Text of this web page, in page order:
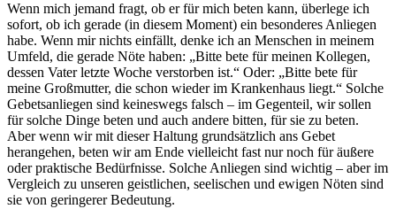
Wenn mich jemand fragt, ob er für mich beten kann, überlege ich
sofort, ob ich gerade (in diesem Moment) ein besonderes Anliegen
habe. Wenn mir nichts einfällt, denke ich an Menschen in meinem
Umfeld, die gerade Nöte haben: „Bitte bete für meinen Kollegen,
dessen Vater letzte Woche verstorben ist.“ Oder: „Bitte bete für
meine Großmutter, die schon wieder im Krankenhaus liegt.“ Solche
Gebetsanliegen sind keineswegs falsch – im Gegenteil, wir sollen
für solche Dinge beten und auch andere bitten, für sie zu beten.
Aber wenn wir mit dieser Haltung grundsätzlich ans Gebet
herangehen, beten wir am Ende vielleicht fast nur noch für äußere
oder praktische Bedürfnisse. Solche Anliegen sind wichtig – aber im
Vergleich zu unseren geistlichen, seelischen und ewigen Nöten sind
sie von geringerer Bedeutung.